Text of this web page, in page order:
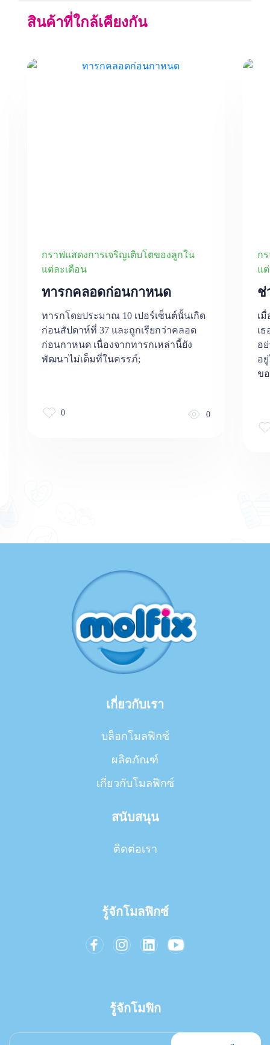
สินค้าที่ใกล้เคียงกัน
กราฟแสดงการเจริญเติบโตของลูกใน
แต่ละเดือน
ทารกคลอดก่อนกาหนด
ทารกโดยประมาณ 10 เปอร์เซ็นต์นั้นเกิด
ก่อนสัปดาห์ที่ 37 และถูกเรียกว่าคลอด
ก่อนกาหนด เนื่องจากทารกเหล่านี้ยัง
พัฒนาไม่เต็มที่ในครรภ์;
0
0
ก
แ
ช่
เ
เ
อ
อ
ข
เกี่ยวกับเรา
บล็อกโมลฟิกซ์
ผลิตภัณฑ์
เกี่ยวกับโมลฟิกซ์
สนับสนุน
ติดต่อเรา
รู้จักโมลฟิกซ์
รู้จักโมฟิก